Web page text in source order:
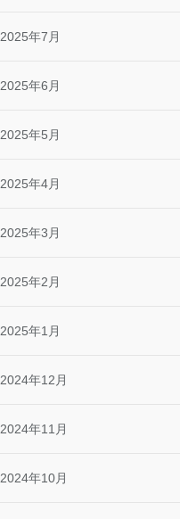
2025年7月
2025年6月
2025年5月
2025年4月
2025年3月
2025年2月
2025年1月
2024年12月
2024年11月
2024年10月